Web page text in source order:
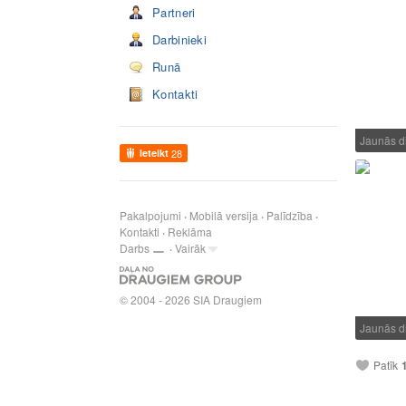
Partneri
Darbinieki
Runā
Kontakti
Ieteikt 28
Pakalpojumi Mobilā versija
Palīdzība
Kontakti
Reklāma
Darbs
Vairāk
© 2004 - 2026 SIA Draugiem
Jaunās
Jaunās
Patīk 1